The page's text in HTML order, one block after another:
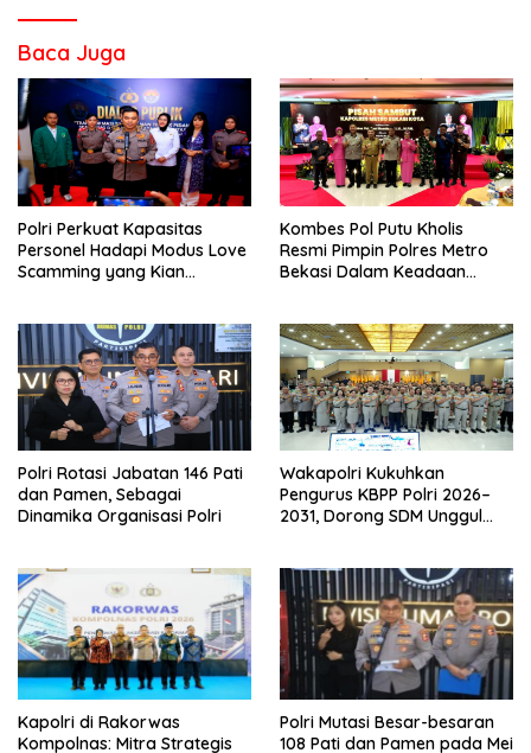
Baca Juga
Polri Perkuat Kapasitas
Personel Hadapi Modus Love
Scamming yang Kian
Kombes Pol Putu Kholis
Resmi Pimpin Polres Metro
Bekasi Dalam Keadaan
Polri Rotasi Jabatan 146 Pati
dan Pamen, Sebagai
Dinamika Organisasi Polri
Wakapolri Kukuhkan
Pengurus KBPP Polri 2026–
2031, Dorong SDM Unggul
Kapolri di Rakorwas
Kompolnas: Mitra Strategis
Polri Mutasi Besar-besaran
108 Pati dan Pamen pada Mei